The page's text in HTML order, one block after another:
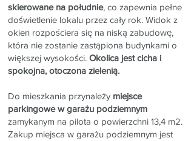
skierowane na południe, co zapewnia pełne
doświetlenie lokalu przez cały rok. Widok z
okien rozpościera się na niską zabudowę,
która nie zostanie zastąpiona budynkami o
większej wysokości. Okolica jest cicha i
spokojna, otoczona zielenią.
Do mieszkania przynależy miejsce
parkingowe w garażu podziemnym
zamykanym na pilota o powierzchni 13,4 m2.
Zakup miejsca w garażu podziemnym jest